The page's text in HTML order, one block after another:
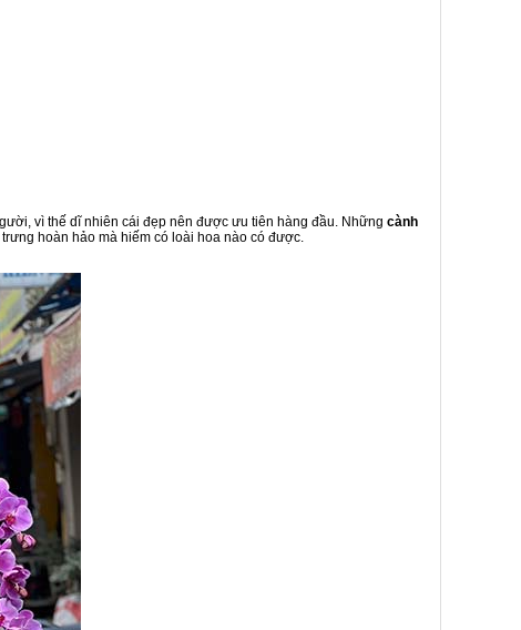
vì thế dĩ nhiên cái đẹp nên được ưu tiên hàng đầu. Những cành
hoàn hảo mà hiếm có loài hoa nào có được.